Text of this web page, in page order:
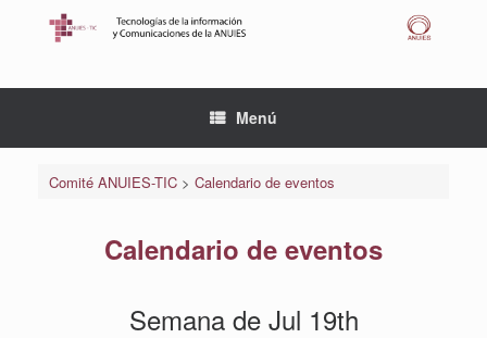
Menú
Comité ANUIES-TIC> Calendario de eventos
Calendario de eventos
Semana de Jul 19th